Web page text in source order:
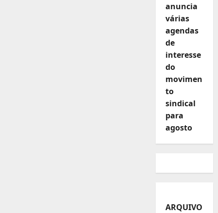
anuncia
várias
agendas
de
interesse
do
movimen
to
sindical
para
agosto
ARQUIVO